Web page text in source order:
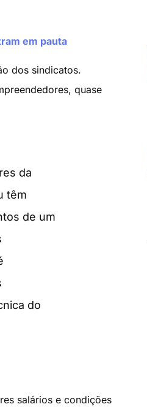
em pauta
dos sindicatos.
quase
da
têm
de um
do
salários e condições